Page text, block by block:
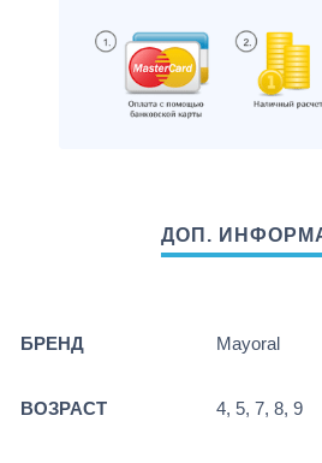
БРЕНД Mayoral
ВОЗРАСТ 4, 5, 7, 8, 9